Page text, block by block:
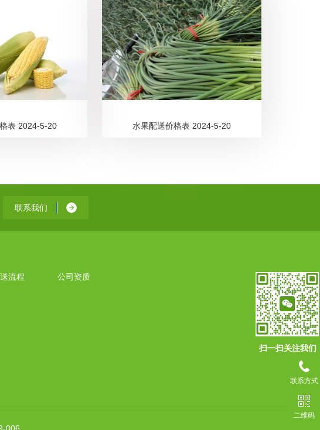
表 2024-5-20 水果配送价格表 2024-5-20
联系我们
流程 公司资质
扫一扫关注我们
联系方式
二维码